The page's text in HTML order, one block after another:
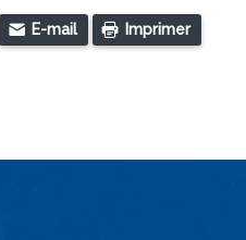
E-mail Imprimer